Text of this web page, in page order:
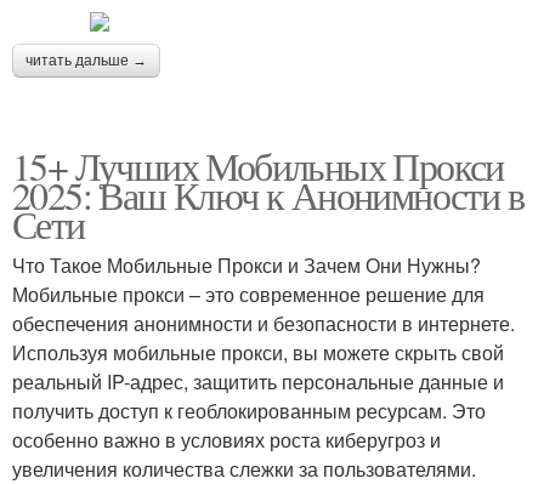
читать дальше →
15+ Лучших Мобильных Прокси
2025: Ваш Ключ к Анонимности в
Сети
Что Такое Мобильные Прокси и Зачем Они Нужны?
Мобильные прокси – это современное решение для
обеспечения анонимности и безопасности в интернете.
Используя мобильные прокси, вы можете скрыть свой
реальный IP-адрес, защитить персональные данные и
получить доступ к геоблокированным ресурсам. Это
особенно важно в условиях роста киберугроз и
увеличения количества слежки за пользователями.